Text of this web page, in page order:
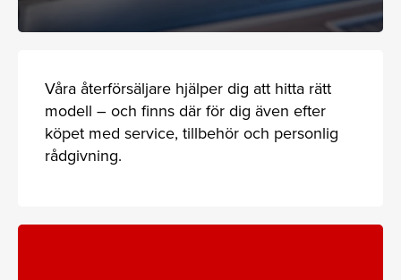
Våra återförsäljare hjälper dig att hitta rätt
modell – och finns där för dig även efter
köpet med service, tillbehör och personlig
rådgivning.